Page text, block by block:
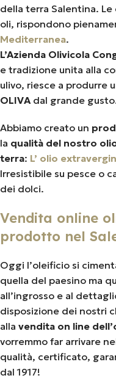
della terra Salentina.
oli, rispondono
Mediterranea.
L’Azienda Olivicola
e tradizione unita alla
ulivo, riesce a produrre
OLIVA dal grande
Abbiamo creato un
la qualità del nostro
terra: L’ olio
Irresistibile su pesce o
dei dolci.
Vendita online
prodotto nel
Oggi l’oleificio si
quella del paesino ma
all’ingrosso e al
disposizione dei nostri
alla vendita on line
vorremmo far arrivare
qualità, certificato,
dal 1917!